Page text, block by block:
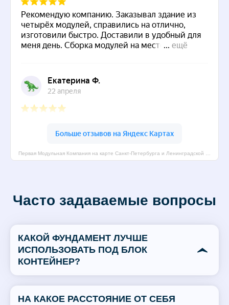
Часто задаваемые вопросы
КАКОЙ ФУНДАМЕНТ ЛУЧШЕ
ИСПОЛЬЗОВАТЬ ПОД БЛОК
КОНТЕЙНЕР?
НА КАКОЕ РАССТОЯНИЕ ОТ СЕБЯ